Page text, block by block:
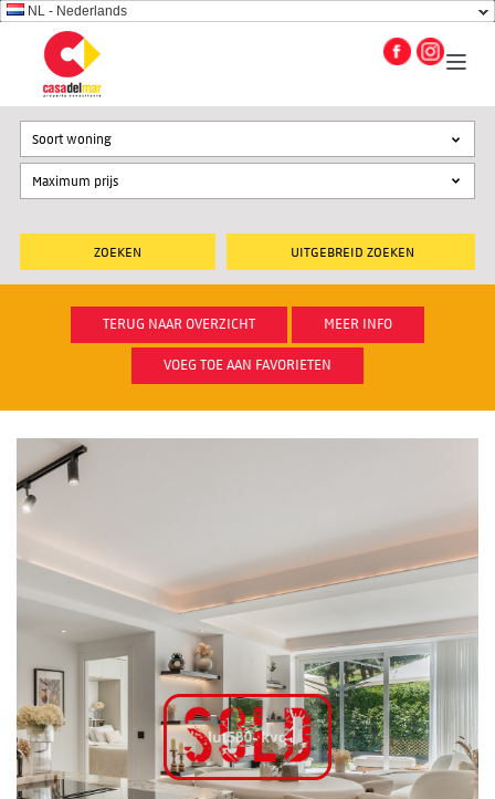
NL - Nederlands
UITGEBREID ZOEKEN
Soort woning
TERUG NAAR OVERZICHT MEER INFO
VOEG TOE AAN FAVORIETEN